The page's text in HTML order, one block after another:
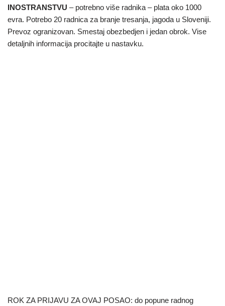
INOSTRANSTVU – potrebno više radnika – plata oko 1000
evra. Potrebo 20 radnica za branje tresanja, jagoda u Sloveniji.
Prevoz ogranizovan. Smestaj obezbedjen i jedan obrok. Vise
detaljnih informacija procitajte u nastavku.
ROK ZA PRIJAVU ZA OVAJ POSAO: do popune radnog